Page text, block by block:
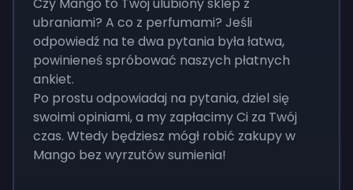
ubraniami? A co z perfumami? Jeśli
odpowiedź na te dwa pytania była łatwa,
powinieneś spróbować naszych płatnych
ankiet.
Po prostu odpowiadaj na pytania, dziel się
swoimi opiniami, a my zapłacimy Ci za Twój
czas. Wtedy będziesz mógł robić zakupy w
Mango bez wyrzutów sumienia!